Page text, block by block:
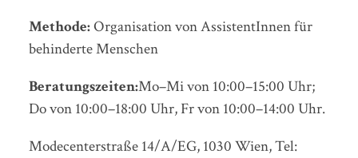
Methode:Organisation von AssistentInnen für
behinderte Menschen
Beratungszeiten:Mo–Mi von 10:00–15:00 Uhr;
Do von 10:00–18:00 Uhr, Fr von 10:00–14:00 Uhr.
Modecenterstraße 14/A/EG, 1030 Wien, Tel: